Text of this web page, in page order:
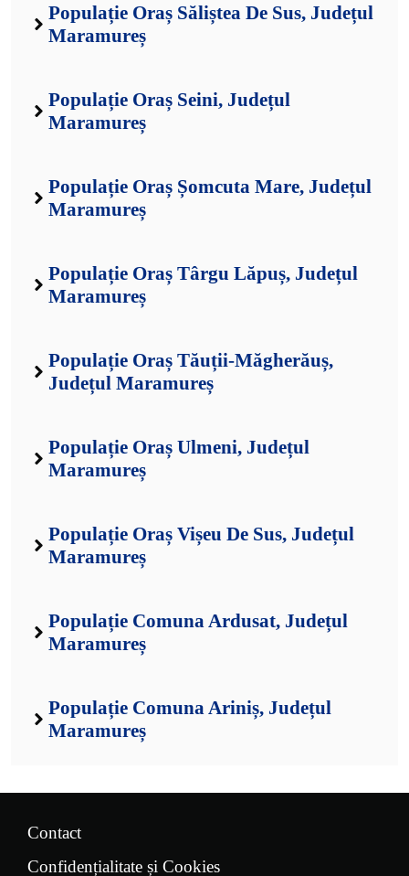
Populație Oraș Săliștea De Sus, Județul
Maramureș
Populație Oraș Seini, Județul
Maramureș
Populație Oraș Șomcuta Mare, Județul
Maramureș
Populație Oraș Târgu Lăpuș, Județul
Maramureș
Populație Oraș Tăuții-Măgherăuș,
Județul Maramureș
Populație Oraș Ulmeni, Județul
Maramureș
Populație Oraș Vișeu De Sus, Județul
Maramureș
Populație Comuna Ardusat, Județul
Maramureș
Populație Comuna Ariniș, Județul
Maramureș
Contact
Confidențialitate și Cookies